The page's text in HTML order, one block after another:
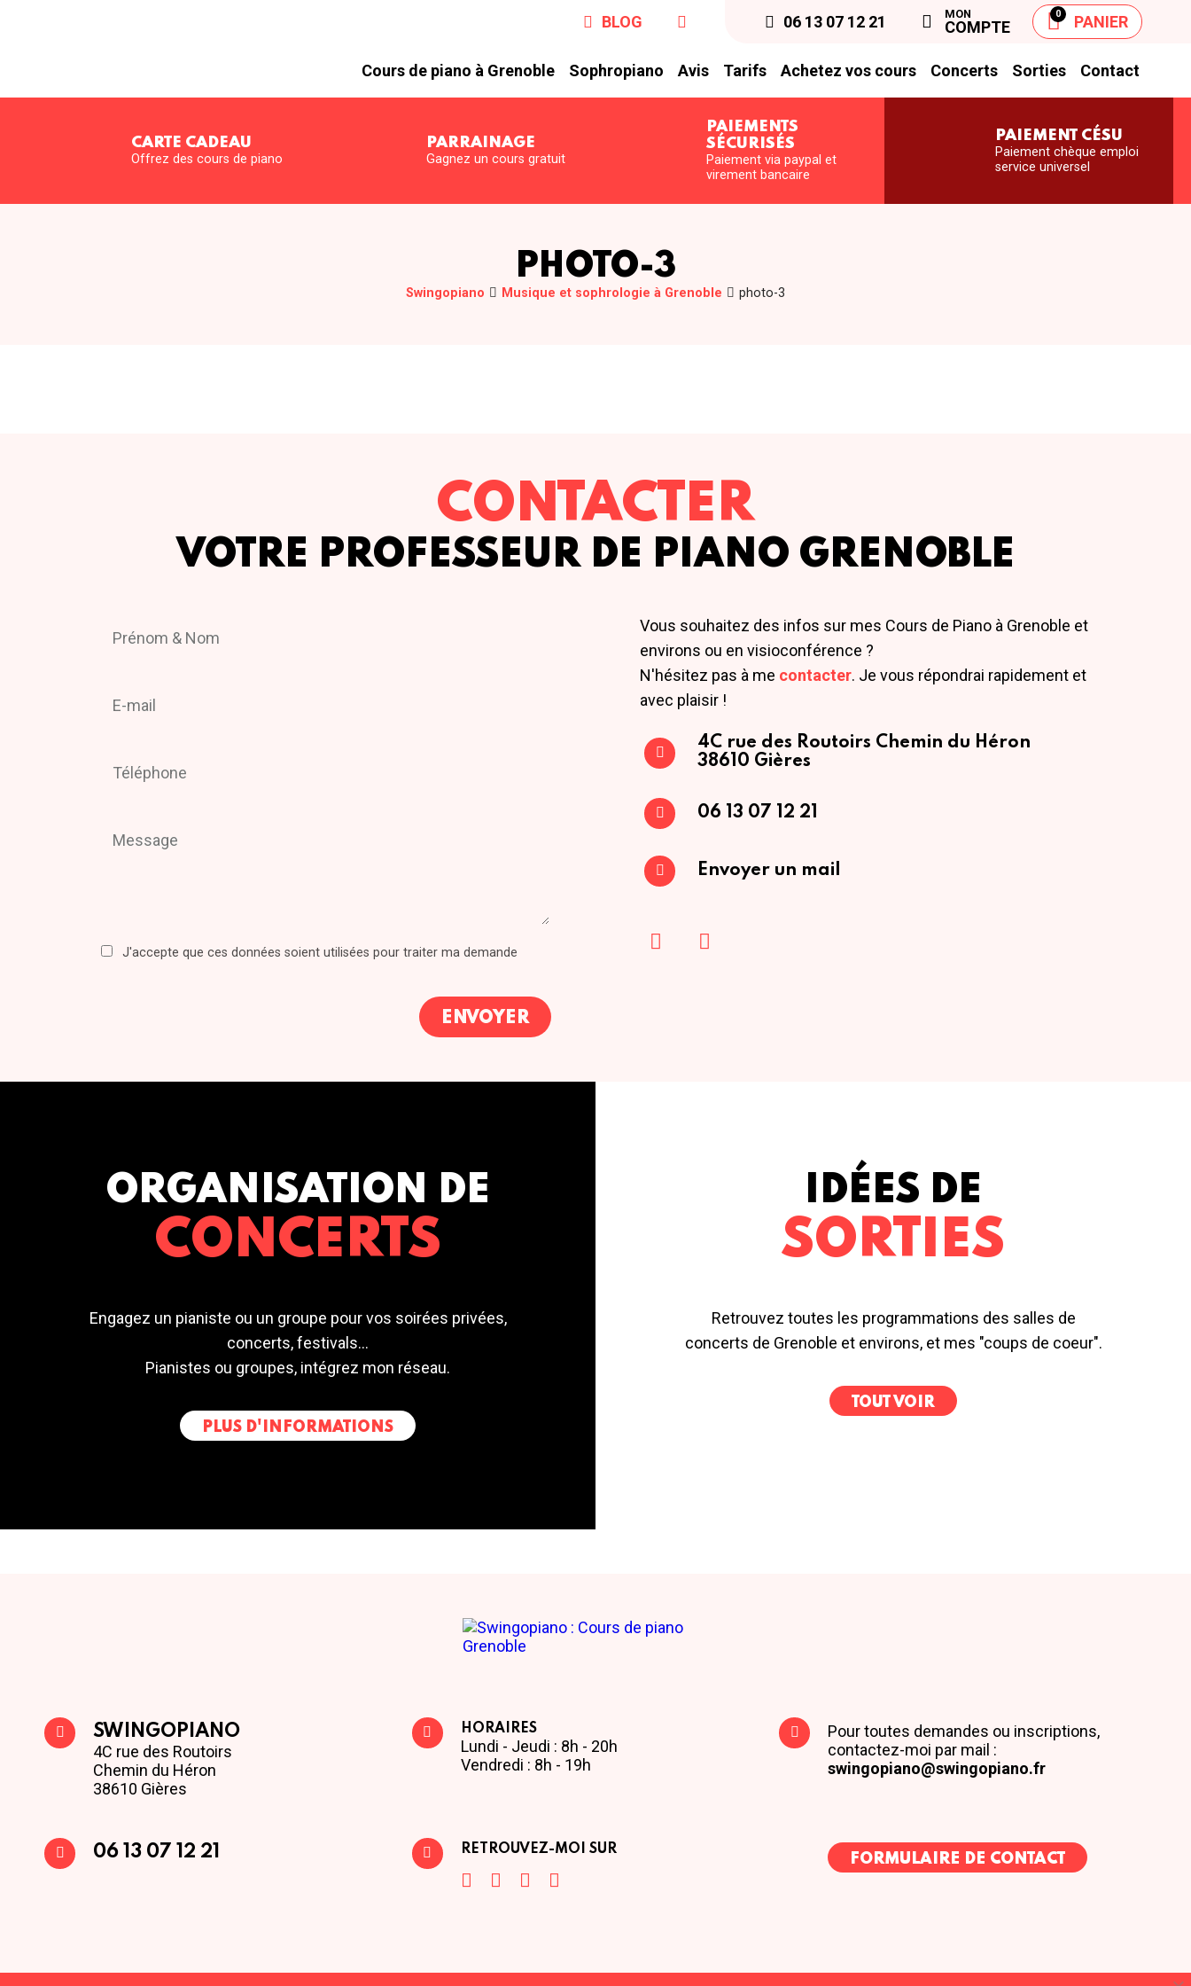
BLOG 06 13 07 12 21 MON
COMPTE
0 PANIER
Cours de piano à Grenoble Sophropiano Avis Tarifs Achetez vos cours Concerts Sorties Contact
CARTE CADEAU
Offrez des cours de piano
PARRAINAGE
Gagnez un cours gratuit
PAIEMENTS
SÉCURISÉS
Paiement via paypal et
virement bancaire
PAIEMENT CÉSU
Paiement chèque emploi
service universel
PHOTO-3
Swingopiano Musique et sophrologie à Grenoble photo-3
CONTACTER
VOTRE PROFESSEUR DE PIANO GRENOBLE
Vous souhaitez des infos sur mes Cours de Piano à Grenoble et
environs ou en visioconférence ?
N'hésitez pas à me contacter. Je vous répondrai rapidement et
avec plaisir !
4C rue des Routoirs Chemin du Héron
38610 Gières
06 13 07 12 21
Envoyer un mail
J'accepte que ces données soient utilisées pour traiter ma demande
ORGANISATION DE
CONCERTS
Engagez un pianiste ou un groupe pour vos soirées privées,
concerts, festivals...
Pianistes ou groupes, intégrez mon réseau.
PLUS D'INFORMATIONS
IDÉES DE
SORTIES
Retrouvez toutes les programmations des salles de
concerts de Grenoble et environs, et mes "coups de coeur".
TOUT VOIR
SWINGOPIANO
4C rue des Routoirs
Chemin du Héron
38610 Gières
HORAIRES
Lundi - Jeudi : 8h - 20h
Vendredi : 8h - 19h
Pour toutes demandes ou inscriptions,
contactez-moi par mail :
swingopiano@swingopiano.fr
06 13 07 12 21 RETROUVEZ-MOI SUR
FORMULAIRE DE CONTACT